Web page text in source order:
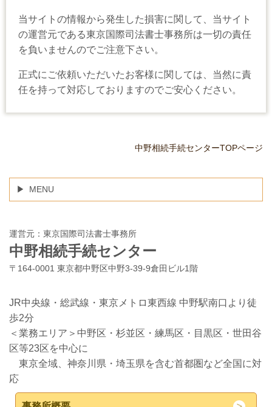
当サイトの情報から発生した損害に関して、当サイト
の運営元である東京国際司法書士事務所は一切の責任
を負いませんのでご注意下さい。
正式にご依頼いただいたお客様に関しては、当然に責
任を持って対応しておりますのでご安心ください。
中野相続手続センターTOPページ
MENU
運営元：東京国際司法書士事務所
中野相続手続センター
〒164-0001 東京都中野区中野3-39-9倉田ビル1階
JR中央線・総武線・東京メトロ東西線 中野駅南口より徒
歩2分
＜業務エリア＞中野区・杉並区・練馬区・目黒区・世田谷
区等23区を中心に
東京全域、神奈川県・埼玉県を含む首都圏など全国に対
応